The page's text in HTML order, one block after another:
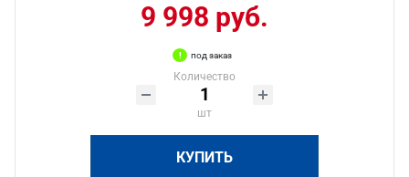
9 998 руб.
под заказ
Количество
шт
КУПИТЬ